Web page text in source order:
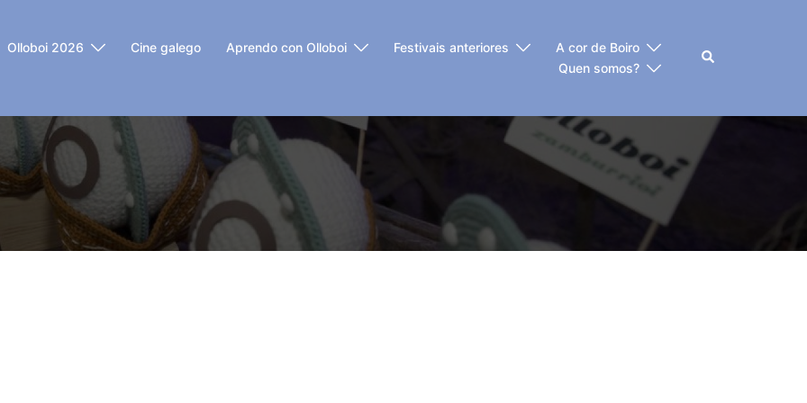
Olloboi 2026 Cine galego Aprendo con Olloboi Festivais anteriores
A cor de Boiro
Quen somos?
Buscar